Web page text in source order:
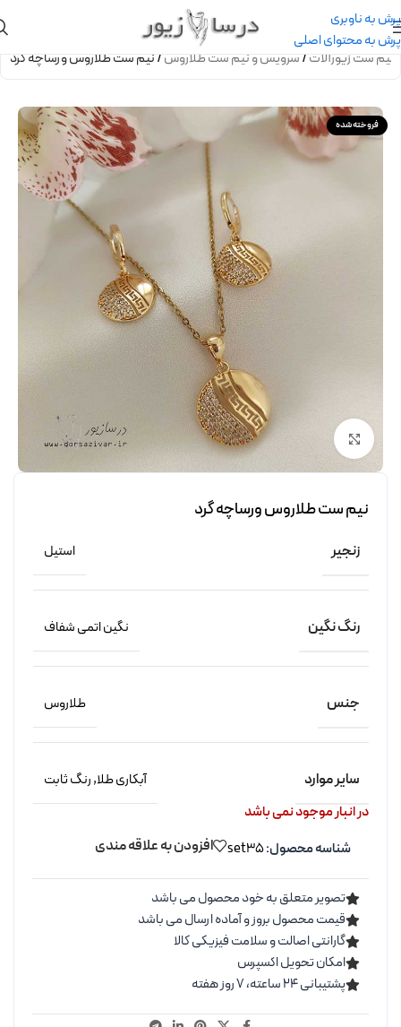
پرش به ناوبری
پرش به محتوای اصلی
ست زیورآلات/سرویس و نیم ست طلاروس/نیم ست طلاروس ورساچه گرد
فروخته شده
برای بزرگنمایی کلیک کنید
نیم ست طلاروس ورساچه گرد
زنجیر استیل
رنگ نگین نگین اتمی شفاف
جنس طلاروس
سایر موارد آبکاری طلا,رنگ ثابت
در انبار موجود نمی باشد
شناسه محصول:set35 افزودن به علاقه مندی
تصویر متعلق به خود محصول می باشد
قیمت محصول بروز و آماده ارسال می باشد
گارانتی اصالت و سلامت فیزیکی کالا
امکان تحویل اکسپرس
پشتیبانی ۲۴ ساعته، ۷ روز هفته